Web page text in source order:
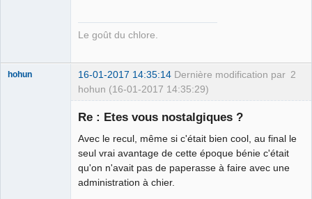
Le goût du chlore.
2
hohun 16-01-2017 14:35:14 Dernière modification par
hohun (16-01-2017 14:35:29)
Re : Etes vous nostalgiques ?
Avec le recul, même si c'était bien cool, au final le
seul vrai avantage de cette époque bénie c'était
qu'on n'avait pas de paperasse à faire avec une
administration à chier.